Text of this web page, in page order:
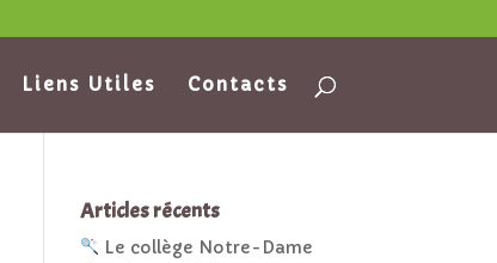
Liens Utiles Contacts
Articles récents
Le collège Notre-Dame